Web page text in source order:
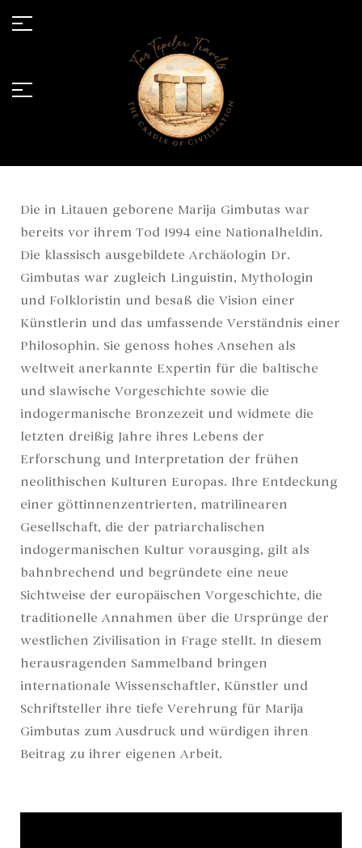
Die in Litauen geborene Marija Gimbutas war
bereits vor ihrem Tod 1994 eine Nationalheldin.
Die klassisch ausgebildete Archäologin Dr.
Gimbutas war zugleich Linguistin, Mythologin
und Folkloristin und besaß die Vision einer
Künstlerin und das umfassende Verständnis einer
Philosophin. Sie genoss hohes Ansehen als
weltweit anerkannte Expertin für die baltische
und slawische Vorgeschichte sowie die
indogermanische Bronzezeit und widmete die
letzten dreißig Jahre ihres Lebens der
Erforschung und Interpretation der frühen
neolithischen Kulturen Europas. Ihre Entdeckung
einer göttinnenzentrierten, matrilinearen
Gesellschaft, die der patriarchalischen
indogermanischen Kultur vorausging, gilt als
bahnbrechend und begründete eine neue
Sichtweise der europäischen Vorgeschichte, die
traditionelle Annahmen über die Ursprünge der
westlichen Zivilisation in Frage stellt. In diesem
herausragenden Sammelband bringen
internationale Wissenschaftler, Künstler und
Schriftsteller ihre tiefe Verehrung für Marija
Gimbutas zum Ausdruck und würdigen ihren
Beitrag zu ihrer eigenen Arbeit.